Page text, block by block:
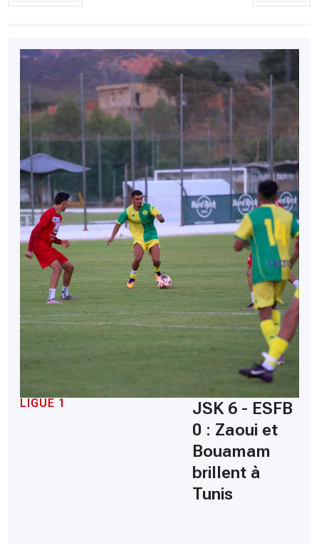
LIGUE 1
JSK 6 - ESFB
0 : Zaoui et
Bouamam
brillent à
Tunis